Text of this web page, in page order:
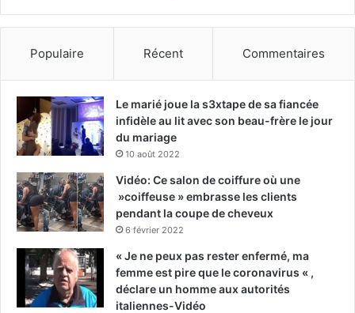
Populaire Récent Commentaires
Le marié joue la s3xtape de sa fiancée
infidèle au lit avec son beau-frère le jour
du mariage
10 août 2022
Vidéo: Ce salon de coiffure où une
»coiffeuse » embrasse les clients
pendant la coupe de cheveux
6 février 2022
« Je ne peux pas rester enfermé, ma
femme est pire que le coronavirus « ,
déclare un homme aux autorités
italiennes-Vidéo